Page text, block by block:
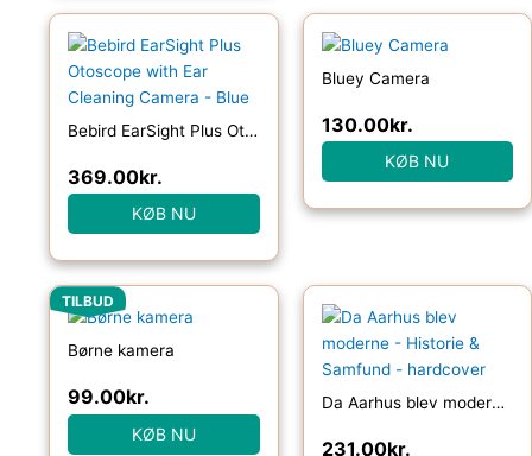
Bebird EarSight Plus Otoscope with Ear Cleaning Camera – Blue
369.00kr.
KØB NU
Bluey Camera
130.00kr.
KØB NU
TILBUD
Børne kamera
Den
oprindelige
pris
399.00kr..
99.00kr.
aktuelle
pris
KØB NU
Da Aarhus blev moderne – Historie & Samfund – hardcover
231.00kr.